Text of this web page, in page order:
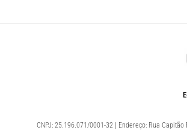
CNPJ: 25.196.071/0001-32 | Endereço: Rua